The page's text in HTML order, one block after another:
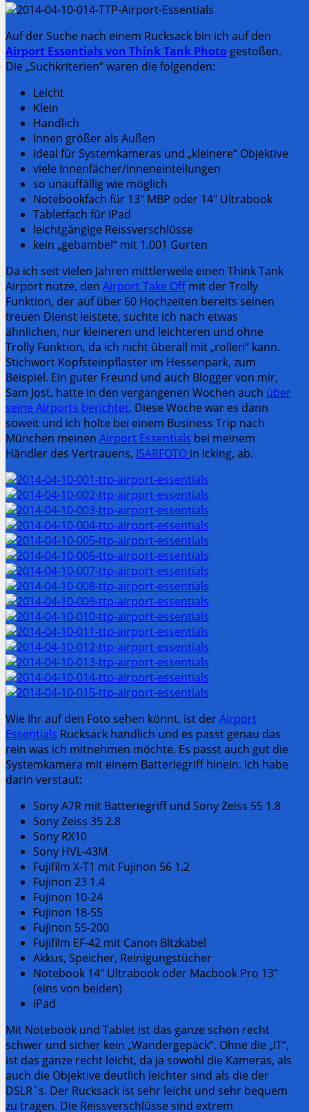
Auf der Suche nach einem Rucksack bin ich auf den
Airport Essentials von Think Tank Photo gestoßen.
Die „Suchkriterien“ waren die folgenden:
Leicht
Klein
Handlich
Innen größer als Außen
ideal für Systemkameras und „kleinere“ Objektive
viele Innenfächer/Inneneinteilungen
so unauffällig wie möglich
Notebookfach für 13″ MBP oder 14″ Ultrabook
Tabletfach für iPad
leichtgängige Reissverschlüsse
kein „gebambel“ mit 1.001 Gurten
Da ich seit vielen Jahren mittlerweile einen Think Tank
Airport nutze, den Airport Take Offmit der Trolly
Funktion, der auf über 60 Hochzeiten bereits seinen
treuen Dienst leistete, suchte ich nach etwas
ähnlichen, nur kleineren und leichteren und ohne
Trolly Funktion, da ich nicht überall mit „rollen“ kann.
Stichwort Kopfsteinpflaster im Hessenpark, zum
Beispiel. Ein guter Freund und auch Blogger von mir,
Sam Jost, hatte in den vergangenen Wochen auch über
seine Airports berichtet. Diese Woche war es dann
soweit und ich holte bei einem Business Trip nach
München meinen Airport Essentials bei meinem
Händler des Vertrauens, ISARFOTO in Icking, ab.
Wie Ihr auf den Foto sehen könnt, ist derAirport
Essentials Rucksack handlich und es passt genau das
rein was ich mitnehmen möchte. Es passt auch gut die
Systemkamera mit einem Batteriegriff hinein. Ich habe
darin verstaut:
Sony A7R mit Batteriegriff und Sony Zeiss 55 1.8
Sony Zeiss 35 2.8
Sony RX10
Sony HVL-43M
Fujifilm X-T1 mit Fujinon 56 1.2
Fujinon 23 1.4
Fujinon 10-24
Fujinon 18-55
Fujinon 55-200
Fujifilm EF-42 mit Canon Bltzkabel
Akkus, Speicher, Reinigungstücher
Notebook 14″ Ultrabook oder Macbook Pro 13″
(eins von beiden)
iPad
Mit Notebook und Tablet ist das ganze schon recht
schwer und sicher kein „Wandergepäck“. Ohne die „IT“,
ist das ganze recht leicht, da ja sowohl die Kameras, als
auch die Objektive deutlich leichter sind als die der
DSLR´s. Der Rucksack ist sehr leicht und sehr bequem
zu tragen. Die Reissverschlüsse sind extrem